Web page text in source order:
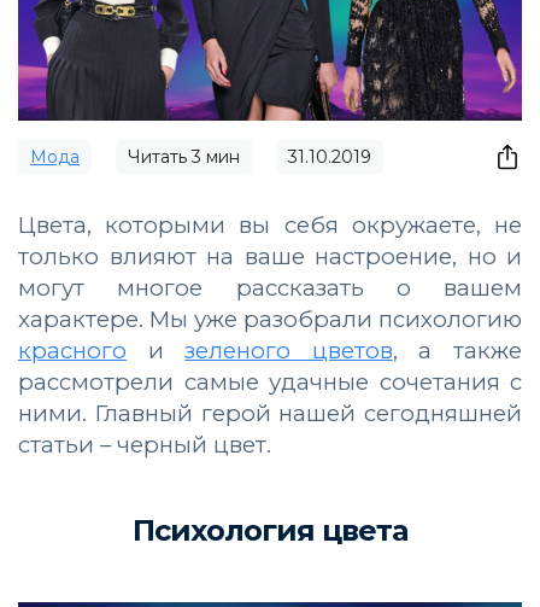
Мода Читать3 мин 31.10.2019
Цвета, которыми вы себя окружаете, не
только влияют на ваше настроение, но и
могут многое рассказать о вашем
характере. Мы уже разобрали психологию
красного изеленого цветов, а также
рассмотрели самые удачные сочетания с
ними. Главный герой нашей сегодняшней
статьи – черный цвет.
Психология цвета